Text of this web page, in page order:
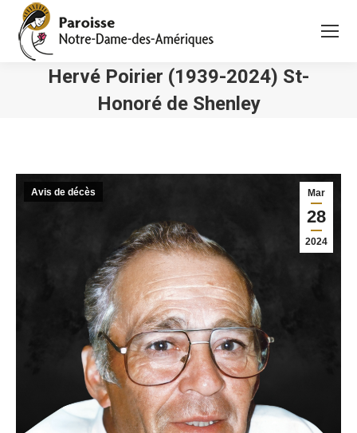
Hervé Poirier (1939-2024) St-
Honoré de Shenley
Mar
28
2024
Avis de décès